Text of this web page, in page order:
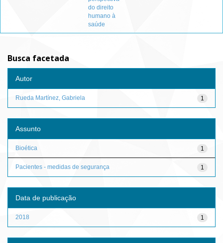
do direito
humano à
saúde
Busca facetada
Autor
1
Rueda Martínez, Gabriela
Assunto
1
Bioética
1
Pacientes - medidas de segurança
Data de publicação
1
2018